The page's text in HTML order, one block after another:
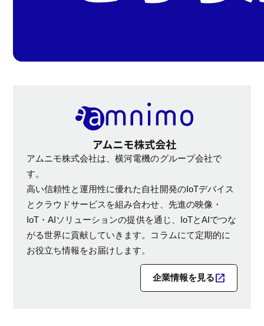
アムニモ株式会社は、横河電機のグループ会社で
す。
高い信頼性と運用性に優れた自社開発のIoTデバイス
とクラウドサービスを組み合わせ、先進の映像・
IoT・AIソリューションの提供を通じ、IoTとAIでつな
がる世界に貢献していきます。コラムにて定期的に
お役立ち情報をお届けします。
企業情報を見る